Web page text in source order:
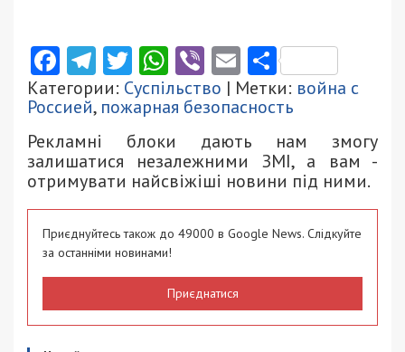
Facebook
Telegram
Twitter
WhatsApp
ViberEmail
Категории: Суспільство | Метки: война с
Россией, пожарная безопасность
Рекламні блоки дають нам змогу
залишатися незалежними ЗМІ, а вам -
отримувати найсвіжіші новини під ними.
Приєднуйтесь також до 49000 в Google News. Слідкуйте
за останніми новинами!
Приєднатися